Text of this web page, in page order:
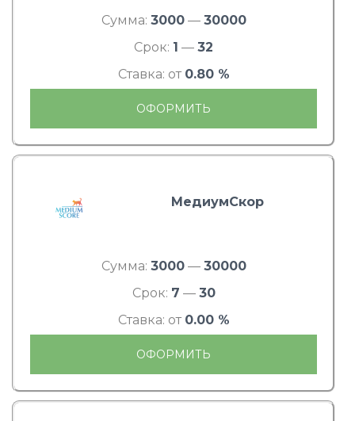
Сумма: 3000— 30000
Срок: 1 — 32
Ставка: от 0.80 %
ОФОРМИТЬ
МедиумСкор
Сумма: 3000— 30000
Срок: 7 — 30
Ставка: от 0.00 %
ОФОРМИТЬ